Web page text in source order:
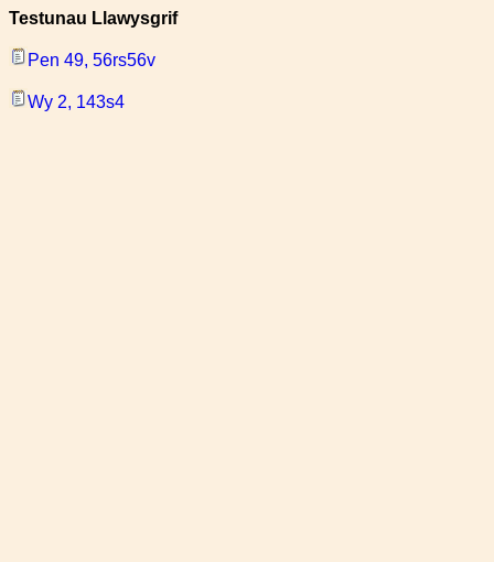
Testunau Llawysgrif
Pen 49, 56rs56v
Wy 2, 143s4